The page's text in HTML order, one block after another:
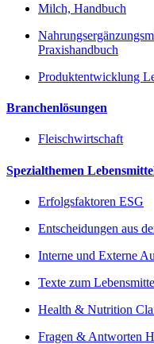
Milch, Handbuch
Praxishandbuch
Produktentwicklung
Branchenlösungen
Fleischwirtschaft
Spezialthemen
Erfolgsfaktoren ESG
Entscheidungen aus
Interne und Externe
Texte zum
Health & Nutrition
Fragen & Antworten